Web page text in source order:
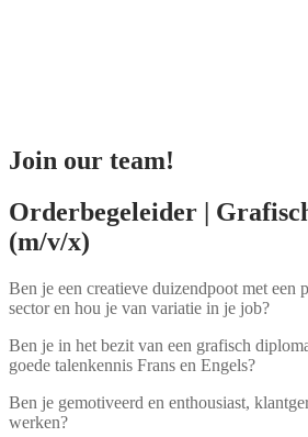
Join our team!
Orderbegeleider |
(m/v/x)
Ben je een creatieve duizendpoot met een
sector en hou je van variatie in je job?
Ben je in het bezit van een grafisch
goede talenkennis Frans en Engels?
Ben je gemotiveerd en enthousiast,
werken?